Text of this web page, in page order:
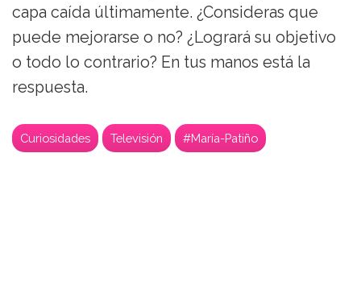
capa caída últimamente. ¿Consideras que
puede mejorarse o no? ¿Logrará su objetivo
o todo lo contrario? En tus manos está la
respuesta.
Curiosidades Televisión #María-Patiño